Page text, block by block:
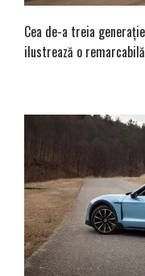
Cea de-a treia
ilustrează o